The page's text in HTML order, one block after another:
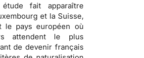
fait apparaître
et la Suisse,
le pays européen où
attendent le plus
de devenir français